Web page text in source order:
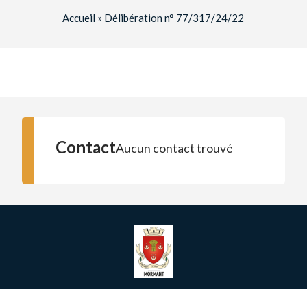
Accueil » Délibération n° 77/317/24/22
ContactAucun contact trouvé